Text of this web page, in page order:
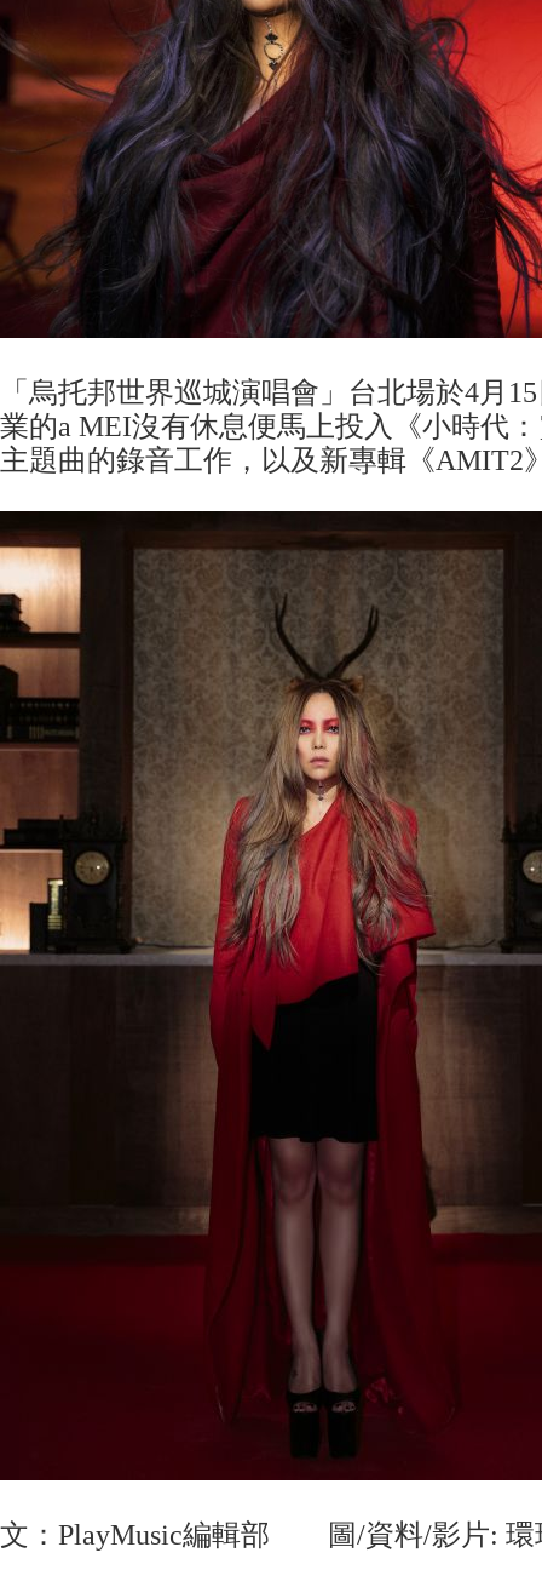
「烏托邦世界巡城演唱會」台北場於4月
業的a MEI沒有休息便馬上投入《小時代
主題曲的錄音工作，以及新專輯《AMIT2
文：PlayMusic編輯部 圖/資料/影片: 環